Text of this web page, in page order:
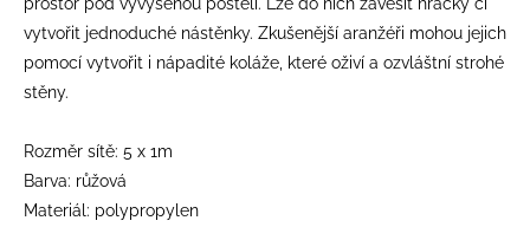
vytvořit jednoduché nástěnky. Zkušenější aranžéři mohou jejich
pomocí vytvořit i nápadité koláže, které oživí a ozvláštní strohé
stěny.
Rozměr sítě: 5 x 1m
Barva: růžová
Materiál: polypropylen